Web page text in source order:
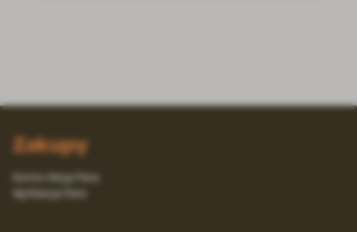
Zakupy
Konto Moja Fera
Aplikacja Fera